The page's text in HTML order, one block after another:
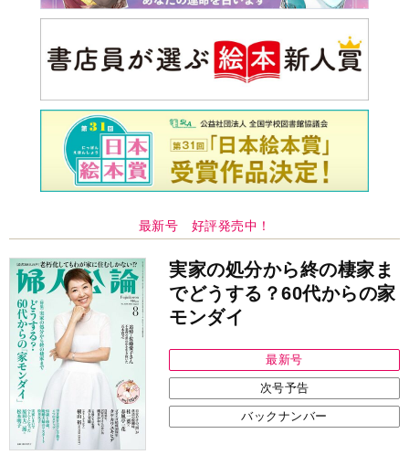
最新号 好評発売中！
実家の処分から終の棲家ま
でどうする？60代からの家
モンダイ
最新号
次号予告
バックナンバー